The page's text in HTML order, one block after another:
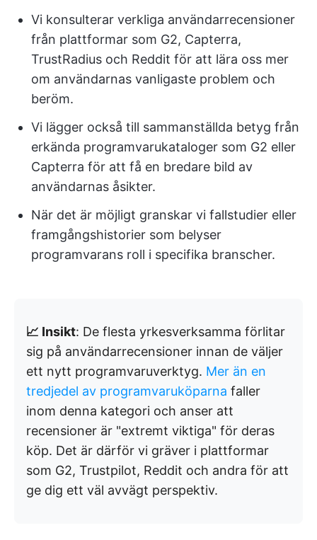
Vi konsulterar verkliga användarrecensioner
från plattformar som G2, Capterra,
TrustRadius och Reddit för att lära oss mer
om användarnas vanligaste problem och
beröm.
Vi lägger också till sammanställda betyg från
erkända programvarukataloger som G2 eller
Capterra för att få en bredare bild av
användarnas åsikter.
När det är möjligt granskar vi fallstudier eller
framgångshistorier som belyser
programvarans roll i specifika branscher.
📈 Insikt: De flesta yrkesverksamma förlitar
sig på användarrecensioner innan de väljer
ett nytt programvaruverktyg. Mer än en
tredjedel av programvaruköparna faller
inom denna kategori och anser att
recensioner är "extremt viktiga" för deras
köp. Det är därför vi gräver i plattformar
som G2, Trustpilot, Reddit och andra för att
ge dig ett väl avvägt perspektiv.